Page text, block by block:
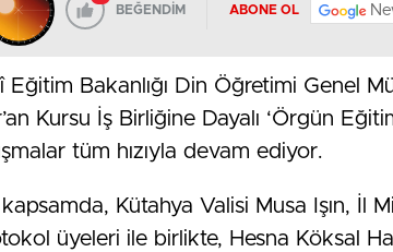
BEĞENDİM ABONE OL
Eğitim Bakanlığı Din Öğretimi Genel
Kursu İş Birliğine Dayalı ‘Örgün
tüm hızıyla devam ediyor.
kapsamda, Kütahya Valisi Musa Işın, İl
üyeleri ile birlikte, Hesna Köksal